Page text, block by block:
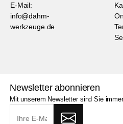
E-Mail:
info@dahm-
werkzeuge.de
Newsletter abonnieren
Mit unserem Newsletter sind Sie